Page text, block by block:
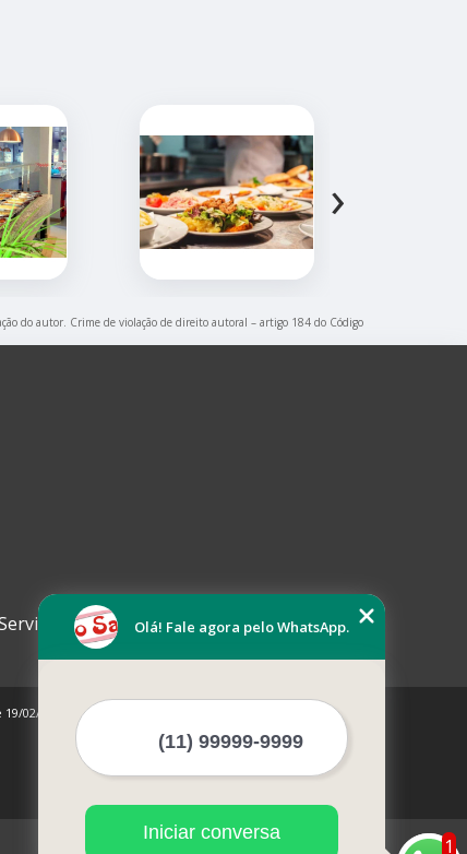
›
do autor. Crime de violação de direito autoral – artigo 184 do Código
02/1998)
1
Olá! Fale agora pelo WhatsApp.
Iniciar conversa